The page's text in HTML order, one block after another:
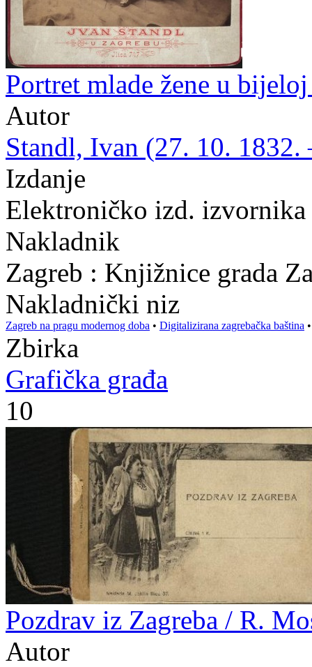
Portret mlade žene u
Autor
Standl, Ivan (27. 10. 1832.
Izdanje
Elektroničko izd. izvornika
Nakladnik
Zagreb : Knjižnice grada
Nakladnički niz
Zagreb na pragu modernog doba • Digitalizirana zagrebačka baština
Zbirka
Grafička građa
10
Pozdrav iz Zagreba / R.
Autor